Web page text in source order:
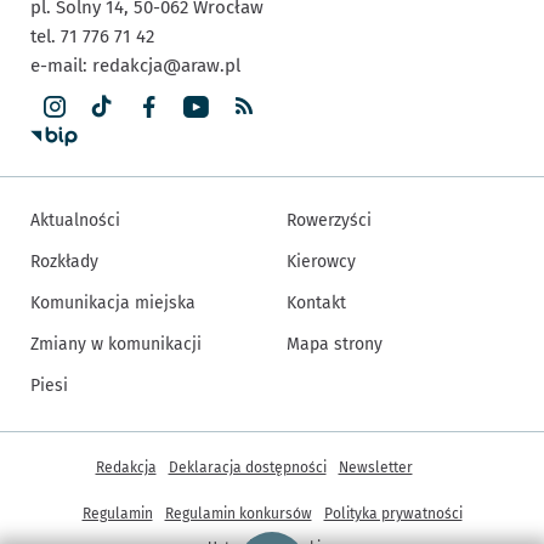
pl. Solny 14, 50-062 Wrocław
tel. 71 776 71 42
e-mail: redakcja@araw.pl
Aktualności
Rozkłady
Komunikacja miejska
Zmiany w komunikacji
Piesi
Rowerzyści
Kierowcy
Kontakt
Mapa strony
Inne informacje
Redakcja Deklaracja dostępności Newsletter
Regulamin Regulamin konkursów
Polityka prywatności